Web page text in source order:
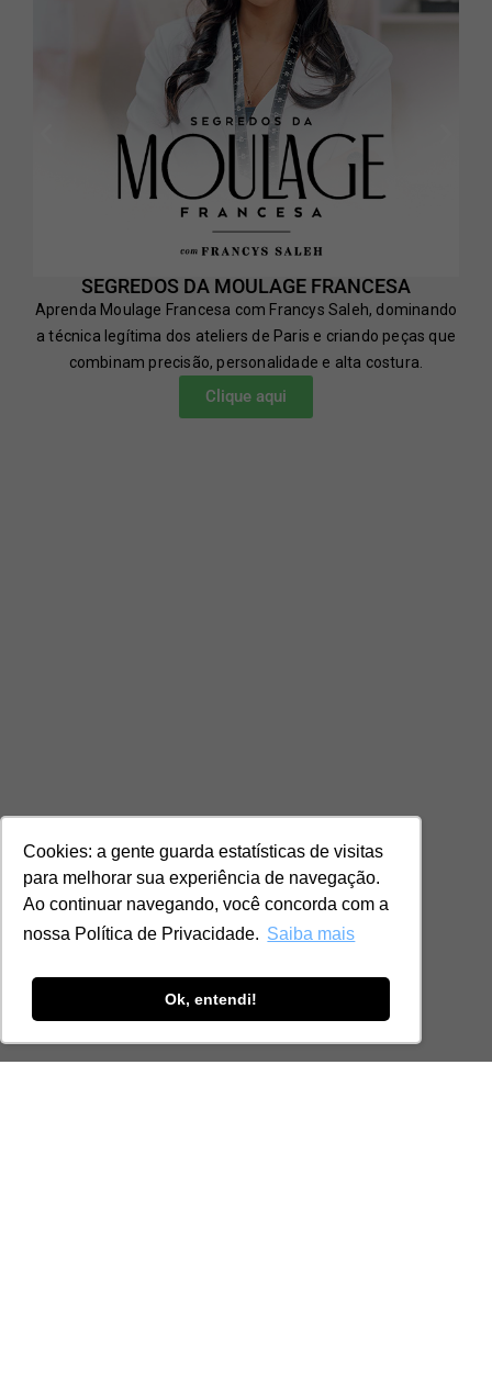
Cookies: a gente guarda estatísticas de visitas
para melhorar sua experiência de navegação.
Ao continuar navegando, você concorda com a
nossa Política de Privacidade. Saiba mais
Ok, entendi!
SEGREDOS DA MOULAGE FRANCESA
Aprenda Moulage Francesa com Francys Saleh, dominando
a técnica legítima dos ateliers de Paris e criando peças que
combinam precisão, personalidade e alta costura.
Clique aqui